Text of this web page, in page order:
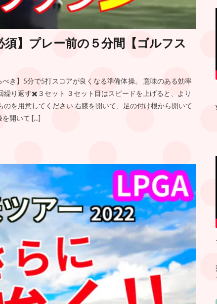
須】プレー前の５分間【ゴルフス
き】5分で5打スコアが良くなる準備体操。 意味のある効率
り返す✖️３セット ３セット目はスピードを上げると、より
を用意してください 右膝を開いて、足の付け根から開いて
を開いて […]